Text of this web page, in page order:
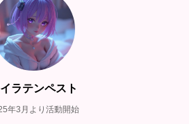
ラテンペスト
年3月より活動開始